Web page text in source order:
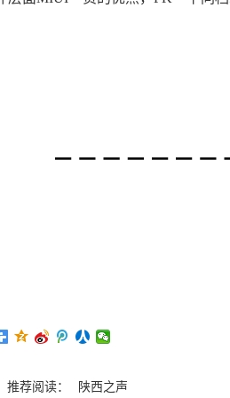
推荐阅读： 陕西之声